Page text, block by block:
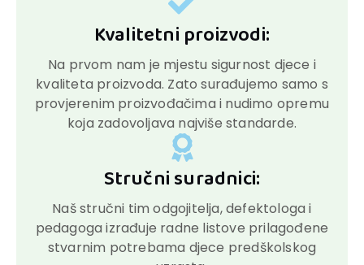
Kvalitetni proizvodi:
Na prvom nam je mjestu sigurnost djece i
kvaliteta proizvoda. Zato surađujemo samo s
provjerenim proizvođačima i nudimo opremu
koja zadovoljava najviše standarde.
Stručni suradnici:
Naš stručni tim odgojitelja, defektologa i
pedagoga izrađuje radne listove prilagođene
stvarnim potrebama djece predškolskog